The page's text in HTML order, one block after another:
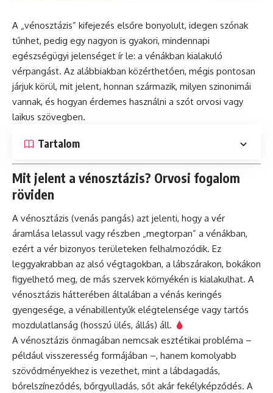
A „vénosztázis” kifejezés elsőre bonyolult, idegen szónak
tűnhet, pedig egy nagyon is gyakori, mindennapi
egészségügyi jelenséget ír le: a vénákban kialakuló
vérpangást. Az alábbiakban közérthetően, mégis pontosan
járjuk körül, mit jelent, honnan származik, milyen szinonimái
vannak, és hogyan érdemes használni a szót orvosi vagy
laikus szövegben.
Tartalom
Mit jelent a vénosztázis? Orvosi fogalom
röviden
A vénosztázis (venás pangás) azt jelenti, hogy a vér
áramlása lelassul vagy részben „megtorpan” a vénákban,
ezért a vér bizonyos területeken felhalmozódik. Ez
leggyakrabban az alsó végtagokban, a lábszárakon, bokákon
figyelhető meg, de más szervek környékén is kialakulhat. A
vénosztázis hátterében általában a vénás keringés
gyengesége, a vénabillentyűk elégtelensége vagy tartós
mozdulatlanság (hosszú ülés, állás) áll.
A vénosztázis önmagában nemcsak esztétikai probléma –
például visszeresség formájában –, hanem komolyabb
szövődményekhez is vezethet, mint a lábdagadás,
bőrelszíneződés, bőrgyulladás, sőt akár fekélyképződés. A